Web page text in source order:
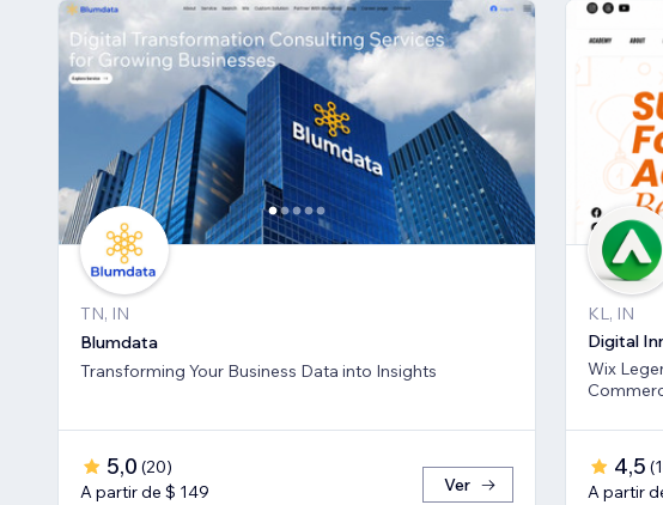
TN, IN
Blumdata
Transforming Your Business Data into Insights
5,0 (20)
A partir de $ 149
Ver
KL, IN
Digital
Wix
4,5 (
A partir